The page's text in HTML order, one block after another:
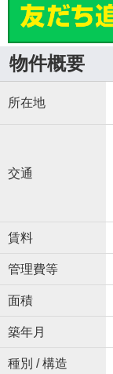
物件概要
所在地
交通
賃料
管理費等
面積
築年月
種別 / 構造